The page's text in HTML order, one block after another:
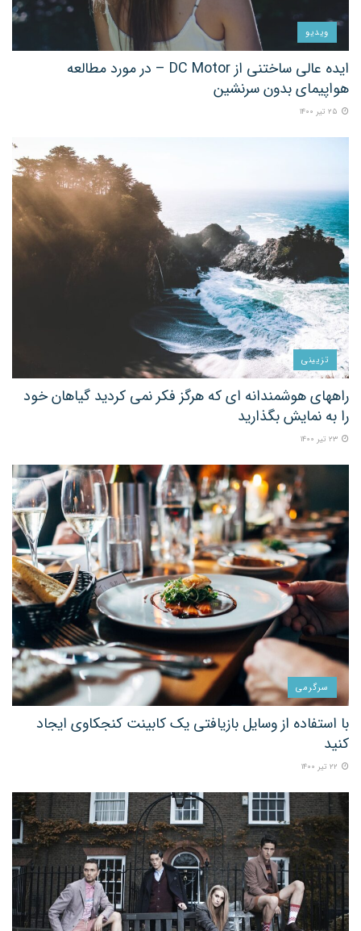
ویدیو
ایده عالی ساختنی از DC Motor – در مورد مطالعه
هواپیمای بدون سرنشین
تزیینی
راههای هوشمندانه ای که هرگز فکر نمی کردید گیاهان خود
را به نمایش بگذارید
سرگرمی
با استفاده از وسایل بازیافتی یک کابینت کنجکاوی ایجاد
کنید